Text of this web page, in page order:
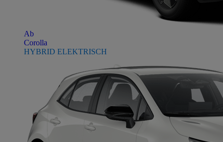
Ab
Corolla
HYBRID ELEKTRISCH